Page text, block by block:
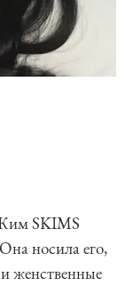
SKIMS
носила его,
женственные